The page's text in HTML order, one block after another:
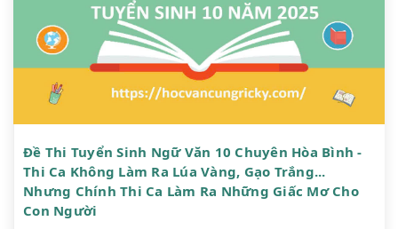
Đề Thi Tuyển Sinh Ngữ Văn 10 Chuyên Hòa Bình -
Thi Ca Không Làm Ra Lúa Vàng, Gạo Trắng...
Nhưng Chính Thi Ca Làm Ra Những Giấc Mơ Cho
Con Người